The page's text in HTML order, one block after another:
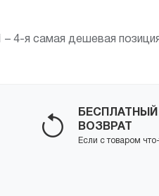
– 4-я самая дешевая
БЕСПЛАТНЫЙ
ВОЗВРАТ
Если с товаром